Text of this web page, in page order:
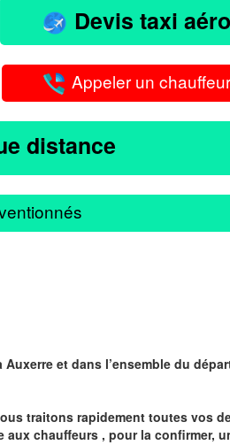
Devis taxi
Appeler un
distance
Auxerre et dans l’ensemble du
traitons rapidement toutes vos
chauffeurs , pour la confirmer,